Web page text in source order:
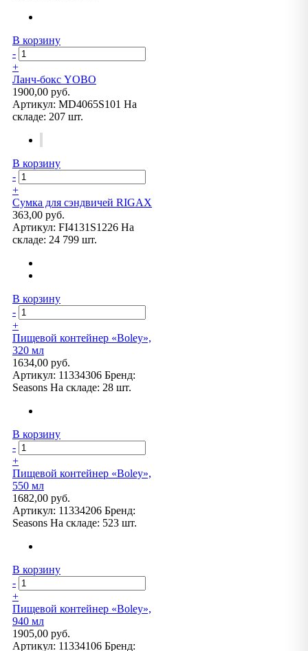
В корзину
-
+
Ланч-бокс YOBO
1900,00 руб.
Артикул: MD4065S101 На
складе: 207 шт.
В корзину
-
+
Сумка для сэндвичей RIGAX
363,00 руб.
Артикул: FI4131S1226 На
складе: 24 799 шт.
В корзину
-
+
Пищевой контейнер «Boley»,
320 мл
1634,00 руб.
Артикул: 11334306 Бренд:
Seasons На складе: 28 шт.
В корзину
-
+
Пищевой контейнер «Boley»,
550 мл
1682,00 руб.
Артикул: 11334206 Бренд:
Seasons На складе: 523 шт.
В корзину
-
+
Пищевой контейнер «Boley»,
940 мл
1905,00 руб.
Артикул: 11334106 Бренд: